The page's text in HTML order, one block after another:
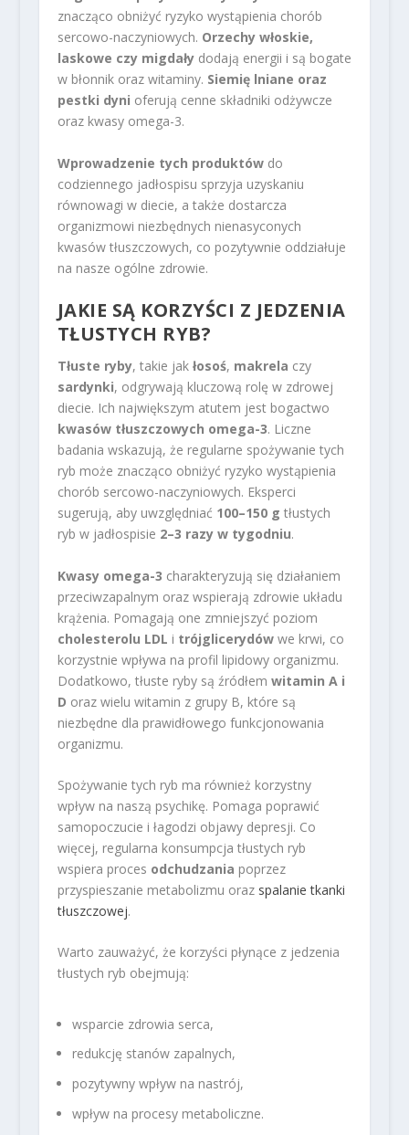
znacząco obniżyć ryzyko wystąpienia chorób
sercowo-naczyniowych. Orzechy włoskie,
laskowe czy migdałydodają energii i są bogate
w błonnik oraz witaminy. Siemię lniane oraz
pestki dyni oferują cenne składniki odżywcze
oraz kwasy omega-3.
Wprowadzenie tych produktówdo
codziennego jadłospisu sprzyja uzyskaniu
równowagi w diecie, a także dostarcza
organizmowi niezbędnych nienasyconych
kwasów tłuszczowych, co pozytywnie oddziałuje
na nasze ogólne zdrowie.
JAKIE SĄ KORZYŚCI Z JEDZENIA
TŁUSTYCH RYB?
Tłuste ryby, takie jak łosoś, makrela czy
sardynki, odgrywają kluczową rolę w zdrowej
diecie. Ich największym atutem jest bogactwo
kwasów tłuszczowych omega-3. Liczne
badania wskazują, że regularne spożywanie tych
ryb może znacząco obniżyć ryzyko wystąpienia
chorób sercowo-naczyniowych. Eksperci
sugerują, aby uwzględniać 100–150 g tłustych
ryb w jadłospisie 2–3 razy w tygodniu.
Kwasy omega-3 charakteryzują się działaniem
przeciwzapalnym oraz wspierają zdrowie układu
krążenia. Pomagają one zmniejszyć poziom
cholesterolu LDL i trójglicerydówwe krwi, co
korzystnie wpływa na profil lipidowy organizmu.
Dodatkowo, tłuste ryby są źródłem witamin A i
D oraz wielu witamin z grupy B, które są
niezbędne dla prawidłowego funkcjonowania
organizmu.
Spożywanie tych ryb ma również korzystny
wpływ na naszą psychikę. Pomaga poprawić
samopoczucie i łagodzi objawy depresji. Co
więcej, regularna konsumpcja tłustych ryb
wspiera proces odchudzania poprzez
przyspieszanie metabolizmu oraz spalanie tkanki
tłuszczowej.
Warto zauważyć, że korzyści płynące z jedzenia
tłustych ryb obejmują:
wsparcie zdrowia serca,
redukcję stanów zapalnych,
pozytywny wpływ na nastrój,
wpływ na procesy metaboliczne.